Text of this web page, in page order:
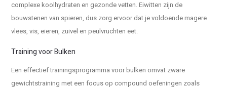
complexe koolhydraten en gezonde vetten. Eiwitten zijn de
bouwstenen van spieren, dus zorg ervoor dat je voldoende magere
vlees, vis, eieren, zuivel en peulvruchten eet.
Training voor Bulken
Een effectief trainingsprogramma voor bulken omvat zware
gewichtstraining met een focus op compound oefeningen zoals